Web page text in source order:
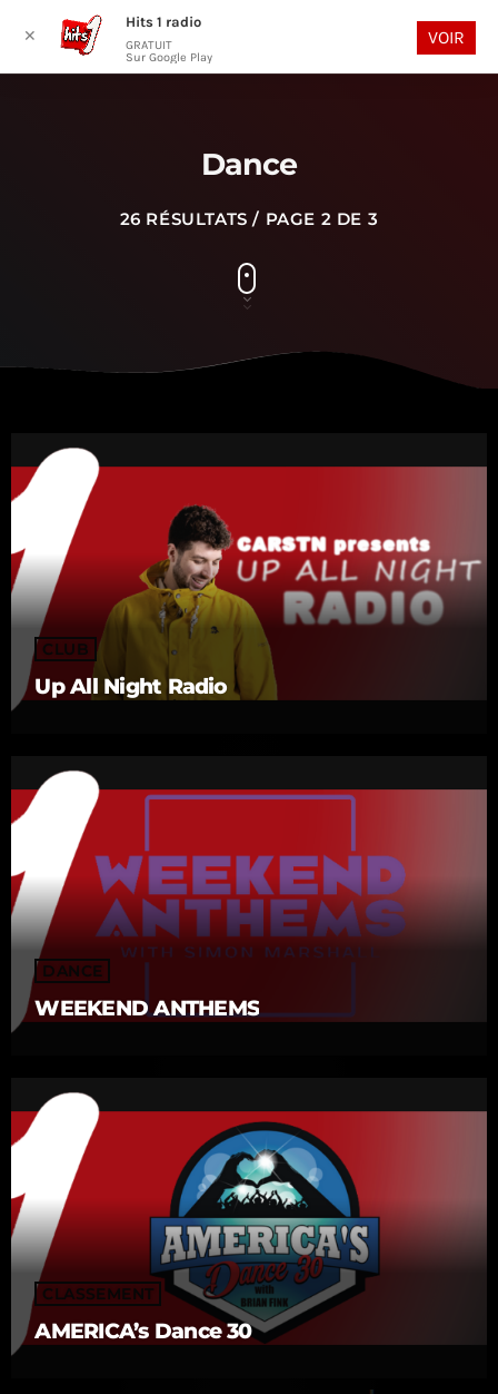
play_arrow
Dance
26 RÉSULTATS / PAGE 2 DE 3
CLUB
Up All Night Radio
DANCE
WEEKEND ANTHEMS
CLASSEMENT
AMERICA’s Dance 30
✕
Hits 1 radio
GRATUIT
Sur Google Play
VOIR